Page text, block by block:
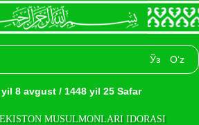
Ўз O‘z
yil 8 avgust / 1448 yil 25 Safar
MUSULMONLARI IDORASI